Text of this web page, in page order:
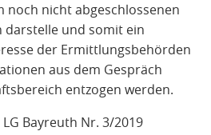
noch nicht abgeschlossenen
und somit ein
der Ermittlungsbehörden
aus dem Gespräch
entzogen werden.
Bayreuth Nr. 3/2019